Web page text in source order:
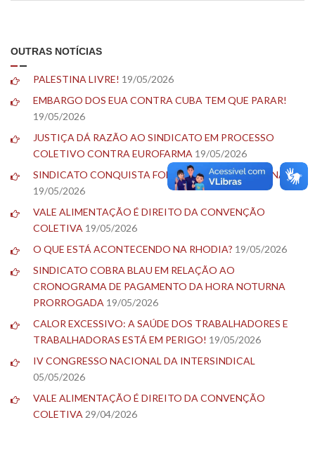
OUTRAS NOTÍCIAS
PALESTINA LIVRE! 19/05/2026
EMBARGO DOS EUA CONTRA CUBA TEM QUE PARAR!
19/05/2026
JUSTIÇA DÁ RAZÃO AO SINDICATO EM PROCESSO
COLETIVO CONTRA EUROFARMA 19/05/2026
SINDICATO CONQUISTA FOLGA DE ANIVERSÁRIO NA 3M
19/05/2026
VALE ALIMENTAÇÃO É DIREITO DA CONVENÇÃO
COLETIVA 19/05/2026
O QUE ESTÁ ACONTECENDO NA RHODIA? 19/05/2026
SINDICATO COBRA BLAU EM RELAÇÃO AO
CRONOGRAMA DE PAGAMENTO DA HORA NOTURNA
PRORROGADA 19/05/2026
CALOR EXCESSIVO: A SAÚDE DOS TRABALHADORES E
TRABALHADORAS ESTÁ EM PERIGO! 19/05/2026
IV CONGRESSO NACIONAL DA INTERSINDICAL
05/05/2026
VALE ALIMENTAÇÃO É DIREITO DA CONVENÇÃO
COLETIVA 29/04/2026